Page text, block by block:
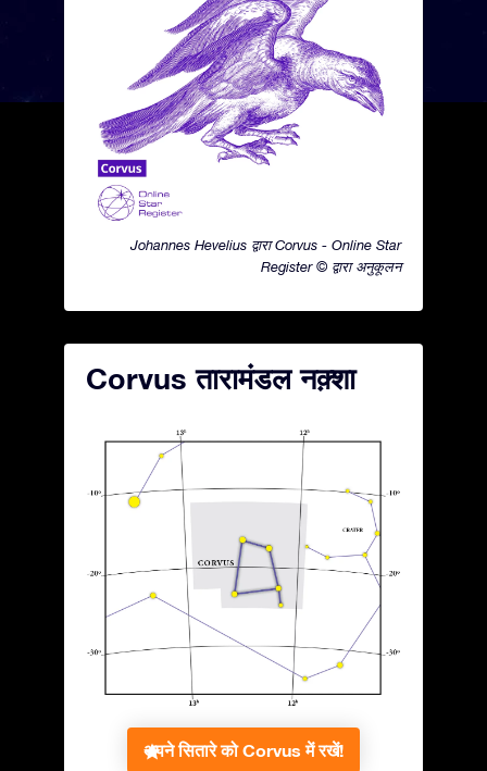
Johannes Hevelius द्वारा Corvus - Online Star
Register © द्वारा अनुकूलन
Corvus तारामंडल नक़्शा
अपने सितारे को Corvus में रखें!